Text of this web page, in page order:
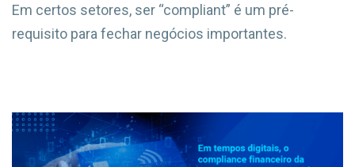
Em certos setores, ser “compliant” é um pré-
requisito para fechar negócios importantes.